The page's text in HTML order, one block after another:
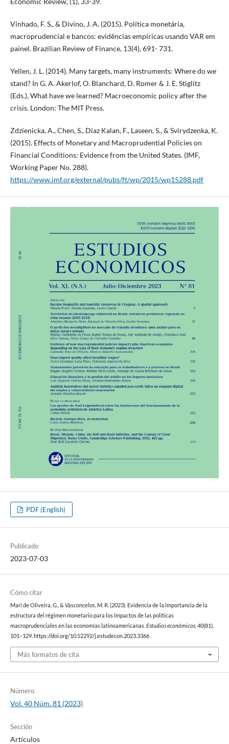
Vinhado, F. S., & Divino, J. A. (2015). Política monetária,
macroprudencial e bancos: evidências empíricas usando VAR em
painel. Brazilian Review of Finance, 13(4), 691- 731.
Yellen, J. L. (2014). Many targets, many instruments: Where do we
stand? In G. A. Akerlof, O. Blanchard, D. Romer & J. E. Stiglitz
(Eds.), What have we learned? Macroeconomic policy after the
crisis. London: The MIT Press.
Zdzienicka, A., Chen, S., Diaz Kalan, F., Laseen, S., & Svirydzenka, K.
(2015). Effects of Monetary and Macroprudential Policies on
Financial Conditions: Evidence from the United States. (IMF,
Working Paper No. 288).
https://www.imf.org/external/pubs/ft/wp/2015/wp15288.pdf
PDF (English)
Publicado
2023-07-03
Cómo citar
Mari de Oliveira, G., & Vasconcelos, M. R. (2023). Evidencia de la importancia de la
estructura del régimen monetario para los impactos de las políticas
macroprudenciales en las economías latinoamericanas. Estudios económicos, 40(81),
101–129. https://doi.org/10.52292/j.estudecon.2023.3366
Más formatos de cita
Número
Vol. 40 Núm. 81 (2023)
Sección
Artículos